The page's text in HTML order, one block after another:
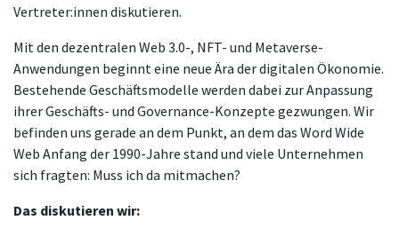
Vertreter:innen diskutieren.
Mit den dezentralen Web 3.0-, NFT- und Metaverse-
Anwendungen beginnt eine neue Ära der digitalen Ökonomie.
Bestehende Geschäftsmodelle werden dabei zur Anpassung
ihrer Geschäfts- und Governance-Konzepte gezwungen. Wir
befinden uns gerade an dem Punkt, an dem das Word Wide
Web Anfang der 1990-Jahre stand und viele Unternehmen
sich fragten: Muss ich da mitmachen?
Das diskutieren wir: